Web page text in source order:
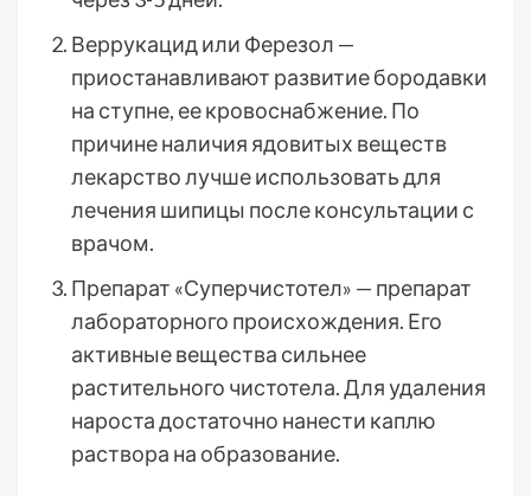
Веррукацид или Ферезол —
приостанавливают развитие бородавки
на ступне, ее кровоснабжение. По
причине наличия ядовитых веществ
лекарство лучше использовать для
лечения шипицы после консультации с
врачом.
Препарат «Суперчистотел» — препарат
лабораторного происхождения. Его
активные вещества сильнее
растительного чистотела. Для удаления
нароста достаточно нанести каплю
раствора на образование.